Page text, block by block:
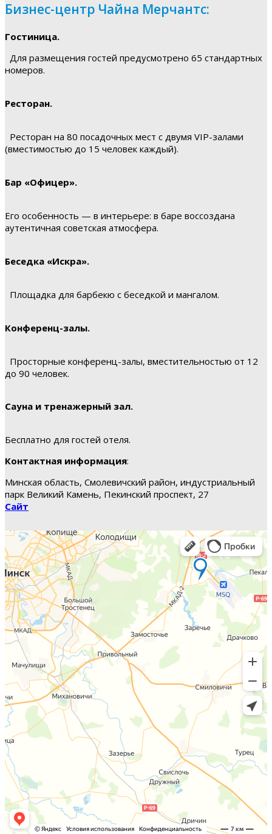
Бизнес-центр Чайна Мерчантс:
Гостиница.
Для размещения гостей предусмотрено 65 стандартных
номеров.
Ресторан.
Ресторан на 80 посадочных мест с двумя VIP-залами
(вместимостью до 15 человек каждый).
Бар «Офицер».
Его особенность — в интерьере: в баре воссоздана
аутентичная советская атмосфера.
Беседка «Искра».
Площадка для барбекю с беседкой и мангалом.
Конференц-залы.
Просторные конференц-залы, вместительностью от 12
до 90 человек.
Сауна и тренажерный зал.
Бесплатно для гостей отеля.
Контактная информация:
Минская область, Смолевичский район, индустриальный
парк Великий Камень, Пекинский проспект, 27
Сайт